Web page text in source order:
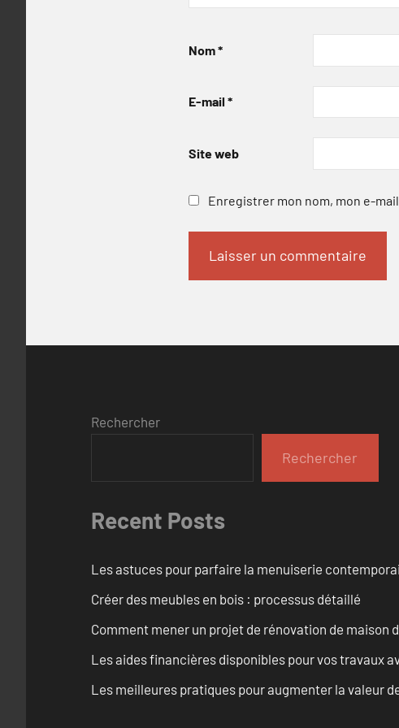
Nom*
E-mail *
Site web
Enregistrer mon nom, mon e-
Rechercher
Rechercher
Recent Posts
Les astuces pour parfaire la menuiserie
Créer des meubles en bois : processus détaillé
Comment mener un projet de rénovation de
Les aides financières disponibles pour vos travaux
Les meilleures pratiques pour augmenter la valeur